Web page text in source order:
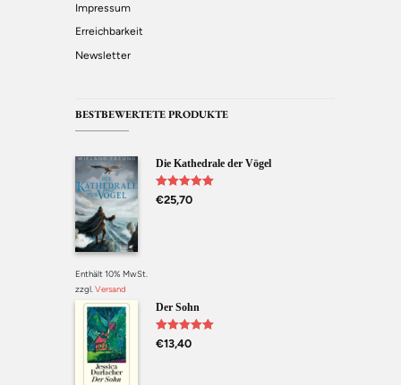
Impressum
Erreichbarkeit
Newsletter
BESTBEWERTETE PRODUKTE
Die Kathedrale der Vögel
Bewertet mit
5.00 von 5
€25,70
Enthält 10% MwSt.
zzgl.Versand
Der Sohn
Bewertet mit
5.00von 5
€13,40